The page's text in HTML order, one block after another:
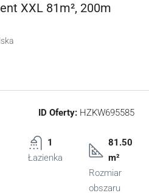
XXL 81m², 200m
ID Oferty: HZKW695585
1
Łazienka
81.50
m²
Rozmiar
obszaru